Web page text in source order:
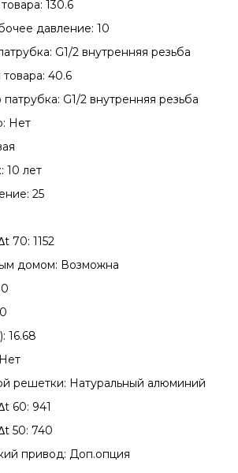
130.6
давление: 10
G1/2 внутренняя резьба
40.6
G1/2 внутренняя резьба
Нет
10 лет
25
70: 1152
домом: Возможна
16.68
решетки: Натуральный алюминий
60: 941
50: 740
привод: Доп.опция